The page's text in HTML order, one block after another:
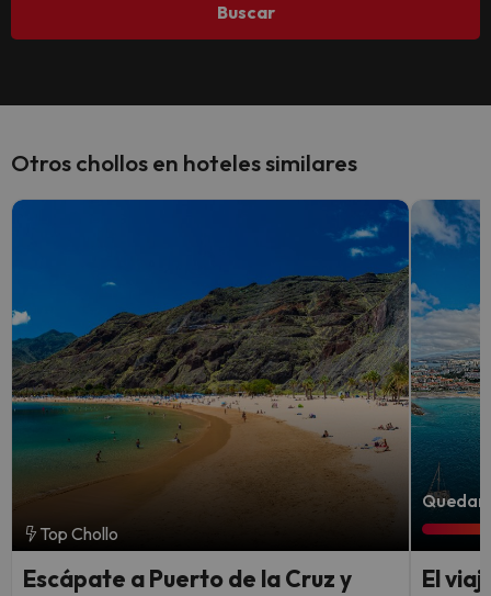
Buscar
Otros chollos en hoteles similares
Top Chollo
Escápate a Puerto de la Cruz y
El